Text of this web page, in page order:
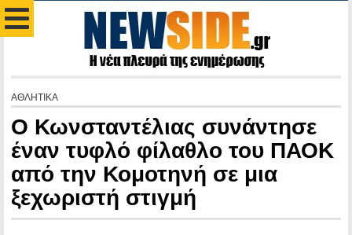
ΑΘΛΗΤΙΚΑ
Ο Κωνσταντέλιας συνάντησε
έναν τυφλό φίλαθλο του ΠΑΟΚ
από την Κομοτηνή σε μια
ξεχωριστή στιγμή